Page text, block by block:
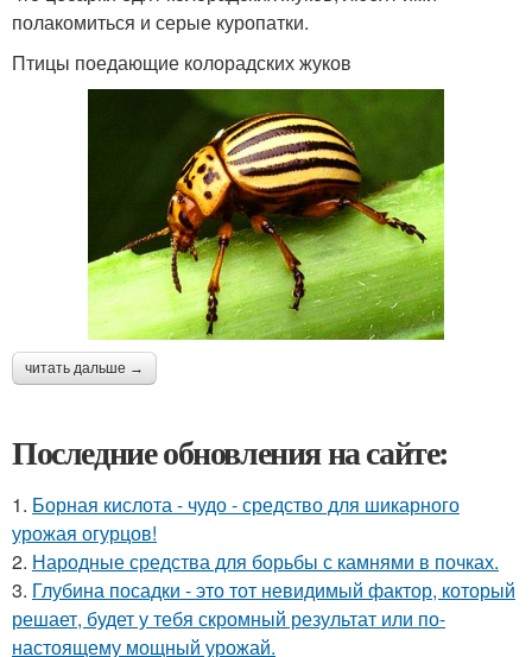
полакомиться и серые куропатки.
Птицы поедающие колорадских жуков
читать дальше →
Последние обновления на сайте:
1. Борная кислота - чудо - средство для шикарного
урожая огурцов!
2. Народные средства для борьбы с камнями в почках.
3. Глубина посадки - это тот невидимый фактор, который
решает, будет у тебя скромный результат или по-
настоящему мощный урожай.